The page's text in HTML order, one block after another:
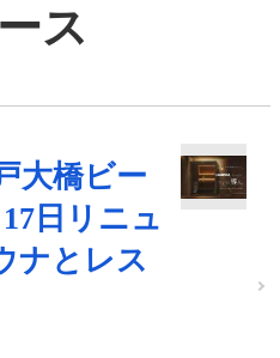
ス
大橋ビー
日リニュ
ナとレス